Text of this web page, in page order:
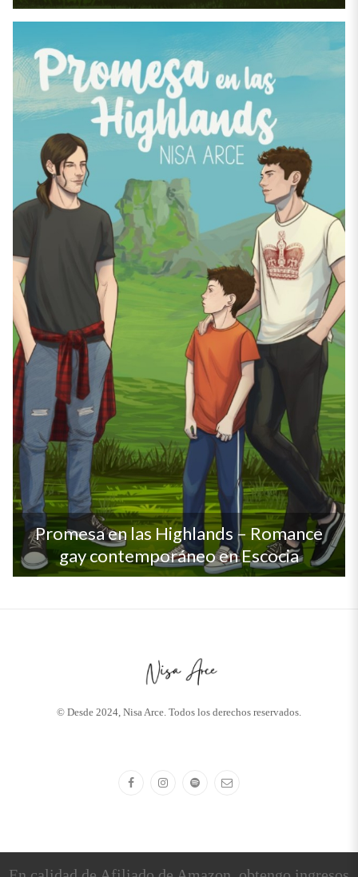
Promesa en las Highlands – Romance
gay contemporáneo en Escocia
© Desde 2024, Nisa Arce. Todos los derechos reservados.